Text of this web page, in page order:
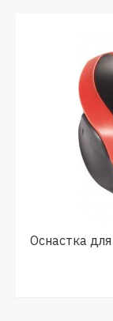
Оснастка